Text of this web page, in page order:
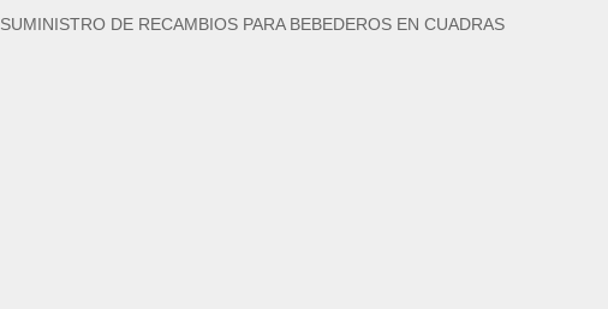
SUMINISTRO DE RECAMBIOS PARA BEBEDEROS EN CUADRAS